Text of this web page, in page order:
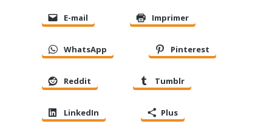
E-mail Imprimer
WhatsApp Pinterest
Reddit Tumblr
LinkedIn Plus